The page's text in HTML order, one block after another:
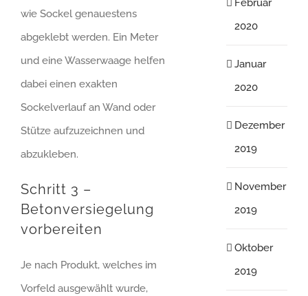
wie Sockel genauestens
abgeklebt werden. Ein Meter
und eine Wasserwaage helfen
dabei einen exakten
Sockelverlauf an Wand oder
Stütze aufzuzeichnen und
abzukleben.
Schritt 3 –
Betonversiegelung
vorbereiten
Je nach Produkt, welches im
Vorfeld ausgewählt wurde,
Februar
2020
Januar
2020
Dezember
2019
November
2019
Oktober
2019